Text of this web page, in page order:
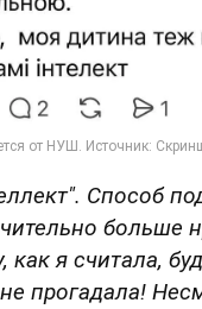
Способ
больше
как я считала,
прогадала!